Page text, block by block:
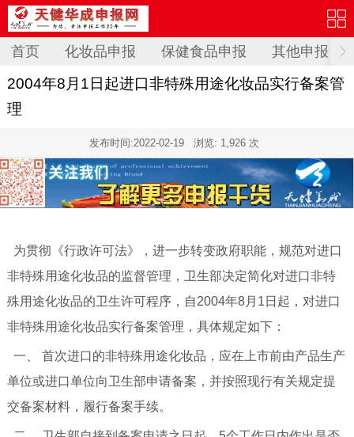
首页 化妆品申报 保健食品申报 其他申报
2004年8月1日起进口非特殊用途化妆品实行备案管
理
发布时间:2022-02-19 浏览: 1,926 次
为贯彻《行政许可法》，进一步转变政府职能，规范对进口
非特殊用途化妆品的监督管理，卫生部决定简化对进口非特
殊用途化妆品的卫生许可程序，自2004年8月1日起，对进口
非特殊用途化妆品实行备案管理，具体规定如下：
一、 首次进口的非特殊用途化妆品，应在上市前由产品生产
单位或进口单位向卫生部申请备案，并按照现行有关规定提
交备案材料，履行备案手续。